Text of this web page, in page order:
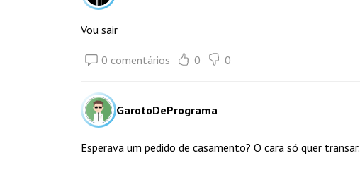
Vou sair
0 comentários 0 0
GarotoDePrograma
Esperava um pedido de casamento? O cara só quer transar.